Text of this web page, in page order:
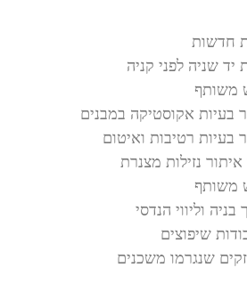
חדשות
יד שניה לפני קניה
משותף
בעיות אקוסטיקה במבנים
בעיות רטיבות ואיטום
נזילות מצנרת
משותף
וליווי הנדסי
שיפוצים
שנגרמו משכנים